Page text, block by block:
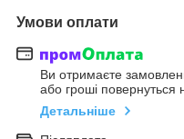
Умови оплати
Ви отримаєте
або гроші повернуться
Детальніше